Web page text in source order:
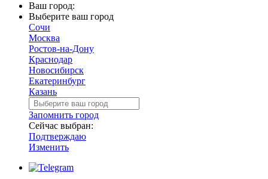
Ваш город:
Выберите ваш город
Сочи
Москва
Ростов-на-Дону
Краснодар
Новосибирск
Екатеринбург
Казань
Запомнить город
Сейчас выбран:
Подтверждаю
Изменить